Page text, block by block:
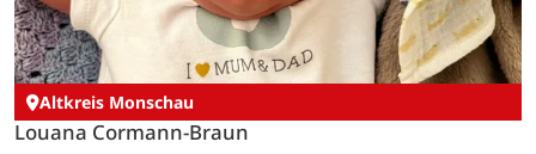
Altkreis Monschau
Louana Cormann-Braun